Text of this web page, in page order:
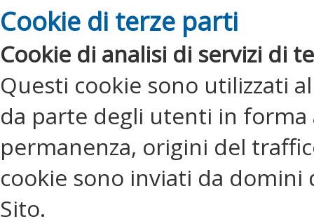
Cookie di terze parti
Cookie di analisi di servizi di
Questi cookie sono utilizzati
da parte degli utenti in
permanenza, origini del
cookie sono inviati da domini
Sito.